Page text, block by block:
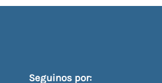
Seguinos por: